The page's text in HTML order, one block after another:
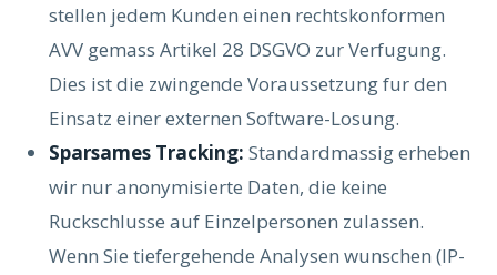
stellen jedem Kunden einen rechtskonformen
AVV gemass Artikel 28 DSGVO zur Verfugung.
Dies ist die zwingende Voraussetzung fur den
Einsatz einer externen Software-Losung.
Sparsames Tracking: Standardmassig erheben
wir nur anonymisierte Daten, die keine
Ruckschlusse auf Einzelpersonen zulassen.
Wenn Sie tiefergehende Analysen wunschen (IP-